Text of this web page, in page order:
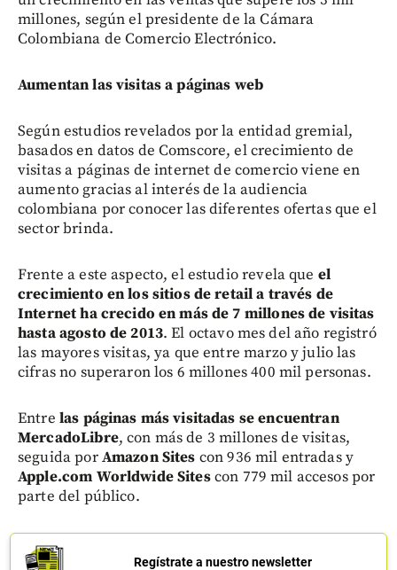
millones, según el presidente de la Cámara
Colombiana de Comercio Electrónico.
Aumentan las visitas a páginas web
Según estudios revelados por la entidad gremial,
basados en datos de Comscore, el crecimiento de
visitas a páginas de internet de comercio viene en
aumento gracias al interés de la audiencia
colombiana por conocer las diferentes ofertas que el
sector brinda.
Frente a este aspecto, el estudio revela que el
crecimiento en los sitios de retail a través de
Internet ha crecido en más de 7 millones de visitas
hasta agosto de 2013. El octavo mes del año registró
las mayores visitas, ya que entre marzo y julio las
cifras no superaron los 6 millones 400 mil personas.
Entre las páginas más visitadas se encuentran
MercadoLibre, con más de 3 millones de visitas,
seguida porAmazon Sites con 936 mil entradas y
Apple.com Worldwide Sitescon 779 mil accesos por
parte del público.
Regístrate a nuestro newsletter